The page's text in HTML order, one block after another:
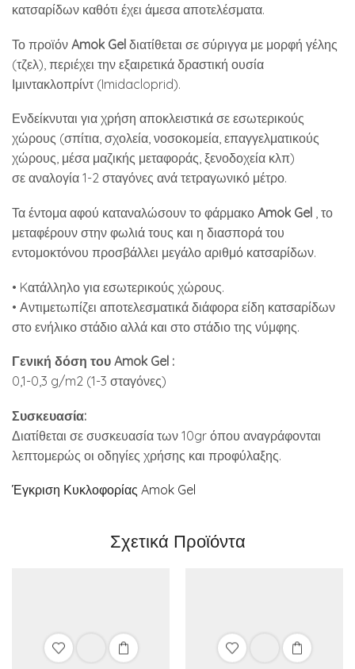
κατσαρίδων καθότι έχει άμεσα αποτελέσματα.
Το προϊόν Amok Gel διατίθεται σε σύριγγα με μορφή γέλης
(τζελ), περιέχει την εξαιρετικά δραστική ουσία
Ιμιντακλοπρίντ (Imidacloprid).
Ενδείκνυται για χρήση αποκλειστικά σε εσωτερικούς
χώρους (σπίτια, σχολεία, νοσοκομεία, επαγγελματικούς
χώρους, μέσα μαζικής μεταφοράς, ξενοδοχεία κλπ)
σε αναλογία 1-2 σταγόνες ανά τετραγωνικό μέτρο.
Τα έντομα αφού καταναλώσουν το φάρμακο Amok Gel , το
μεταφέρουν στην φωλιά τους και η διασπορά του
εντομοκτόνου προσβάλλει μεγάλο αριθμό κατσαρίδων.
• Kατάλληλο για εσωτερικούς χώρους.
• Αντιμετωπίζει αποτελεσματικά διάφορα είδη κατσαρίδων
στο ενήλικο στάδιο αλλά και στο στάδιο της νύμφης.
Γενική δόση του Amok Gel :
0,1-0,3 g/m2 (1-3 σταγόνες)
Συσκευασία:
Διατίθεται σε συσκευασία των 10gr όπου αναγράφονται
λεπτομερώς οι οδηγίες χρήσης και προφύλαξης.
Έγκριση Κυκλοφορίας Amok Gel
Σχετικά Προϊόντα